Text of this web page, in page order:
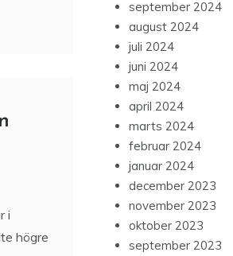
december 2024
november 2024
oktober 2024
september 2024
august 2024
juli 2024
juni 2024
maj 2024
april 2024
marts 2024
februar 2024
januar 2024
december 2023